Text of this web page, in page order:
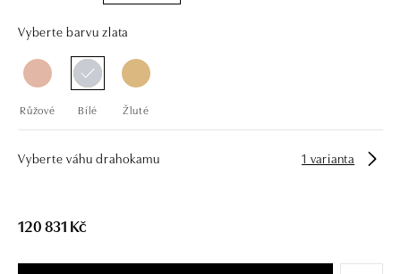
Vyberte barvu zlata
Růžové Bílé Žluté
Vyberte váhu drahokamu 1 varianta
120 831 Kč